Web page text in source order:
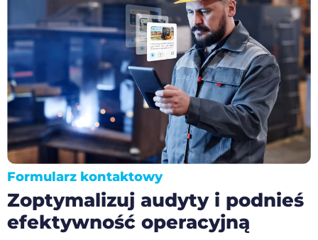
Formularz kontaktowy
Zoptymalizuj audyty i podnieś
efektywność operacyjną